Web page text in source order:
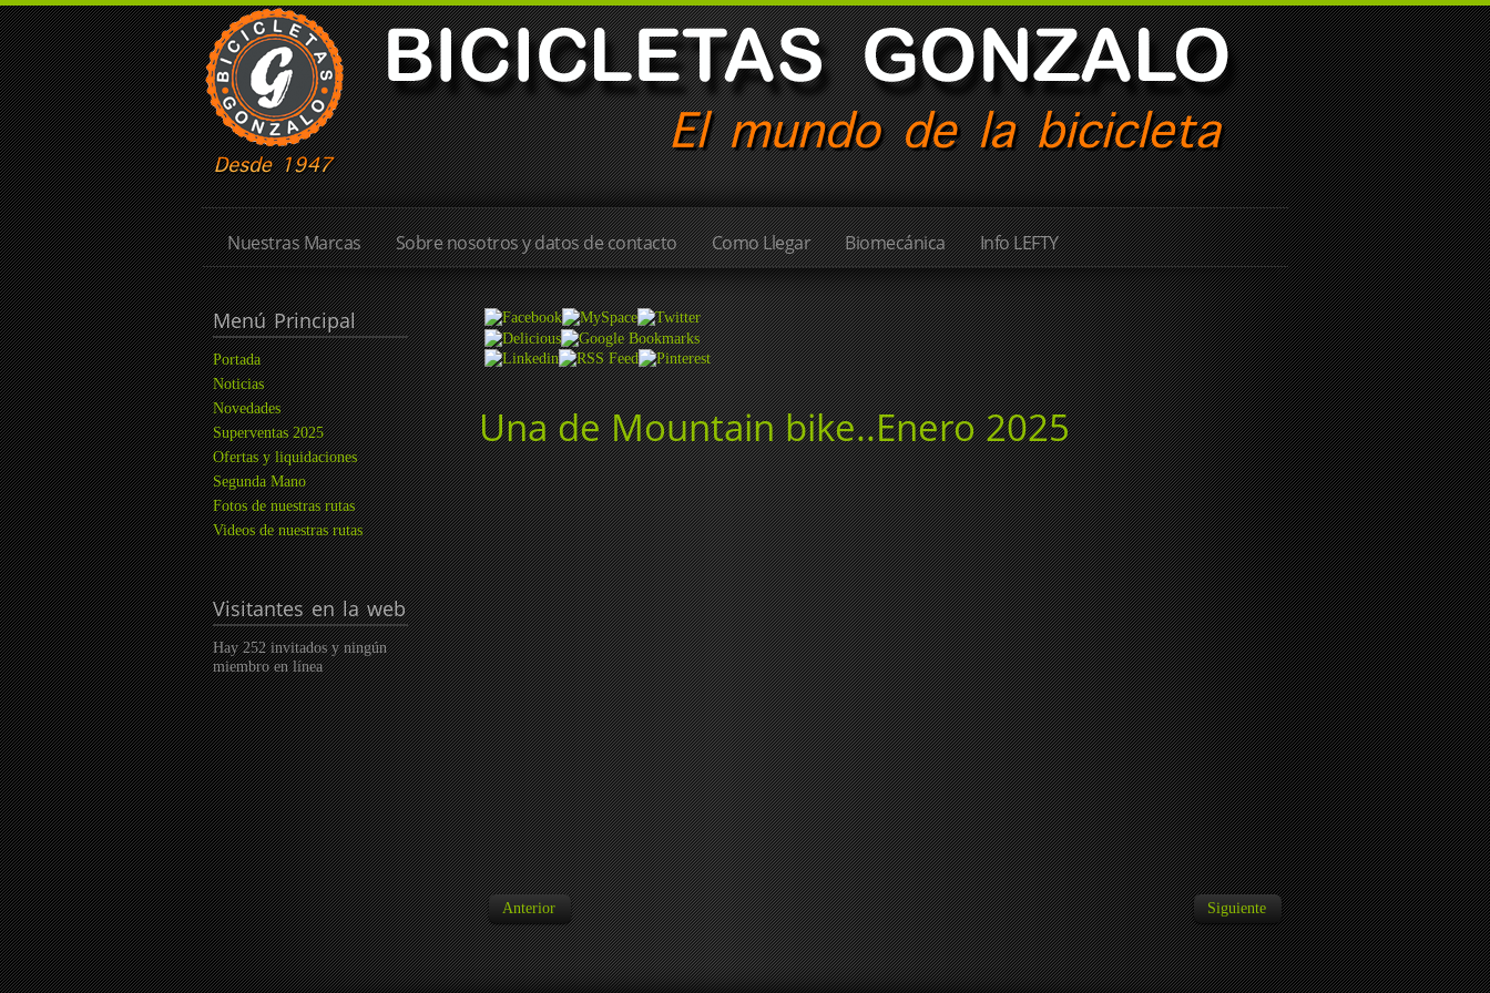
Nuestras Marcas Sobre nosotros y datos de contacto Como Llegar Biomecánica Info LEFTY
MenúPrincipal
Portada
Noticias
Novedades
Superventas 2025
Ofertas y liquidaciones
Segunda Mano
Fotos de nuestras rutas
Videos de nuestras rutas
Visitantesen la web
Hay 252 invitados y ningún
miembro en línea
Una de Mountain bike..Enero 2025
Anterior Siguiente